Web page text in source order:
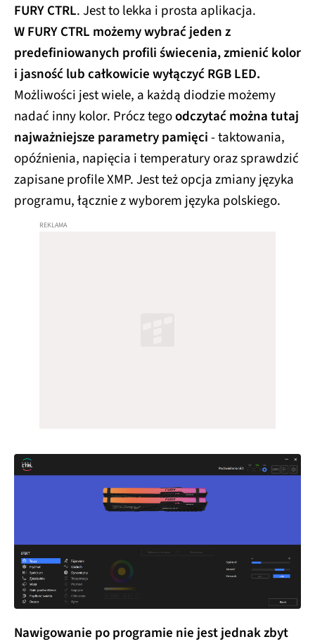
FURY CTRL. Jest to lekka i prosta aplikacja.
W FURY CTRL możemy wybrać jeden z
predefiniowanych profili świecenia, zmienić kolor
i jasność lub całkowicie wyłączyć RGB LED.
Możliwości jest wiele, a każdą diodzie możemy
nadać inny kolor. Prócz tegoodczytać można tutaj
najważniejsze parametry pamięci- taktowania,
opóźnienia, napięcia i temperatury oraz sprawdzić
zapisane profile XMP. Jest też opcja zmiany języka
programu, łącznie z wyborem języka polskiego.
Nawigowanie po programie nie jest jednak zbyt